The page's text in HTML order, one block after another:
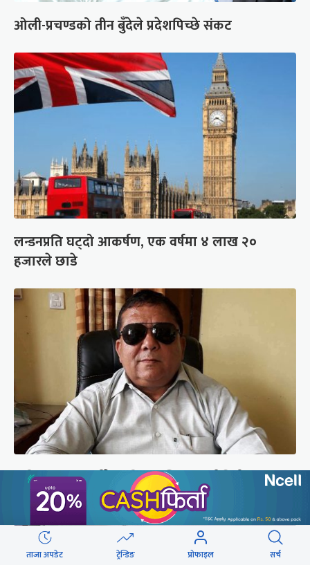
ओली-प्रचण्डको तीन बुँदेले प्रदेशपिच्छे संकट
लन्डनप्रति घट्दो आकर्षण, एक वर्षमा ४ लाख २०
हजारले छाडे
कपिलवस्तुका पूर्वमेयर किरण सिंह सम्पर्कविहीन,
जंगलमा भेटियो मोटरसाइकल
ताजा अपडेट ट्रेन्डिङ प्रोफाइल सर्च